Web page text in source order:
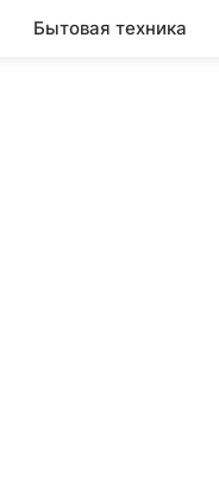
Бытовая техника